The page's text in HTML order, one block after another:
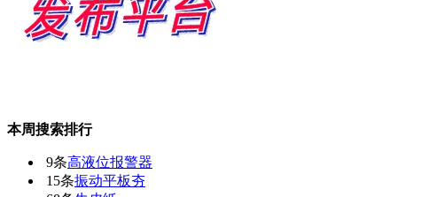
本周搜索排行
9条高液位报警器
15条振动平板夯